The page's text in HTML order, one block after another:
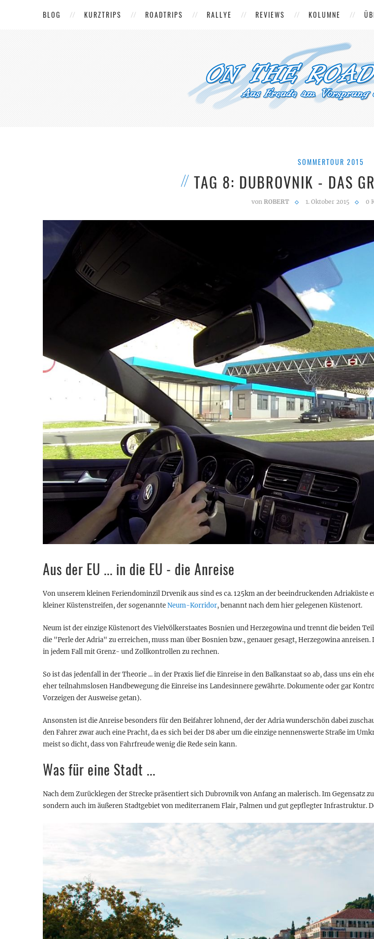
BLOG KURZTRIPS ROADTRIPS RALLYE REVIEWS KOLUMNE
SOMMERTOUR 2015
TAG 8: DUBROVNIK - DAS
von ROBERT 1. Oktober 2015 0
Aus der EU ... in die EU - die Anreise
Von unserem kleinen Feriendominzil Drvenik aus sind es ca. 125km an der beeindruckenden
kleiner Küstenstreifen, der sogenannteNeum-Korridor, benannt nach dem hier gelegenen Küstenort.
Neum ist der einzige Küstenort des Vielvölkerstaates Bosnien und Herzegowina und trennt die beiden
die "Perle der Adria" zu erreichen, muss man über Bosnien bzw., genauer gesagt, Herzegowina
in jedem Fall mit Grenz- und Zollkontrollen zu rechnen.
So ist das jedenfall in der Theorie ... in der Praxis lief die Einreise in den Balkanstaat so ab, dass uns
eher teilnahmslosen Handbewegung die Einreise ins Landesinnere gewährte. Dokumente oder gar
Vorzeigen der Ausweise getan).
Ansonsten ist die Anreise besonders für den Beifahrer lohnend, der der Adria wunderschön dabei
den Fahrer zwar auch eine Pracht, da es sich bei der D8 aber um die einzige nennenswerte Straße im
meist so dicht, dass von Fahrfreude wenig die Rede sein kann.
Was für eine Stadt ...
Nach dem Zurücklegen der Strecke präsentiert sich Dubrovnik von Anfang an malerisch. Im
sondern auch im äußeren Stadtgebiet von mediterranem Flair, Palmen und gut gepflegter Infrastruktur.